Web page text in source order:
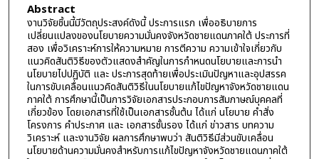
Abstract
งานวิจัยชิ้นนี้มีวัตถุประสงค์ดังนี้ ประการแรก เพื่ออธิบายการ
เปลี่ยนแปลงของนโยบายความมั่นคงจังหวัดชายแดนภาคใต้ ประการที่
สอง เพื่อวิเคราะห์การให้ความหมาย การตีความ ความเข้าใจเกี่ยวกับ
แนวคิดสันติวิธีของตัวแสดงสำคัญในการกำหนดนโยบายและการนำ
นโยบายไปปฏิบัติ และ ประการสุดท้ายเพื่อประเมินปัญหาและอุปสรรค
ในการขับเคลื่อนแนวคิดสันติวิธีในนโยบายแก้ไขปัญหาจังหวัดชายแดน
ภาคใต้ การศึกษานี้เป็นการวิจัยเอกสารประกอบการสัมภาษณ์บุคคลที่
เกี่ยวข้อง โดยเอกสารที่ใช้เป็นเอกสารชั้นต้น ได้แก่ นโยบาย คำสั่ง
โครงการ คำประกาศ และ เอกสารชั้นรอง ได้แก่ ข่าวสาร บทความ
วิเคราะห์ และงานวิจัย ผลการศึกษาพบว่า สันติวิธีมีส่วนขับเคลื่อน
นโยบายด้านความมั่นคงสำหรับการแก้ไขปัญหาจังหวัดชายแดนภาคใต้